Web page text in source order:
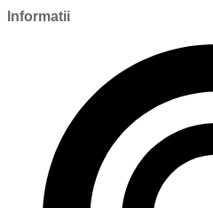
Informatii